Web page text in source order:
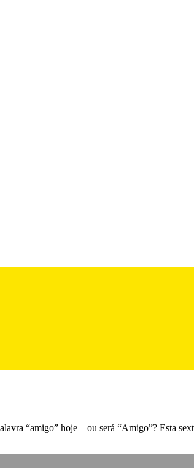
“amigo” hoje – ou será “Amigo”? Esta